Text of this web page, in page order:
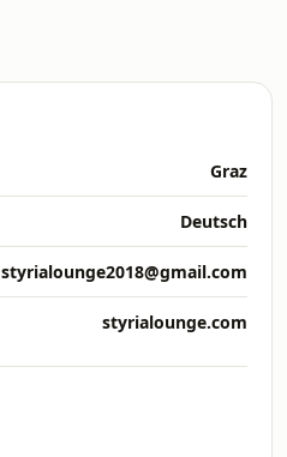
Graz
Deutsch
styrialounge2018@gmail.com
styrialounge.com